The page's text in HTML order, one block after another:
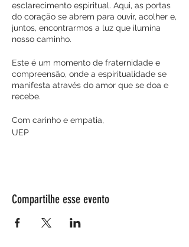
esclarecimento espiritual. Aqui, as portas
do coração se abrem para ouvir, acolher e,
juntos, encontrarmos a luz que ilumina
nosso caminho.
Este é um momento de fraternidade e
compreensão, onde a espiritualidade se
manifesta através do amor que se doa e
recebe.
Com carinho e empatia,
UEP
Compartilhe esse evento